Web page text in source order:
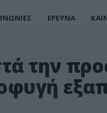
ΕΡΕΥΝΑ
την